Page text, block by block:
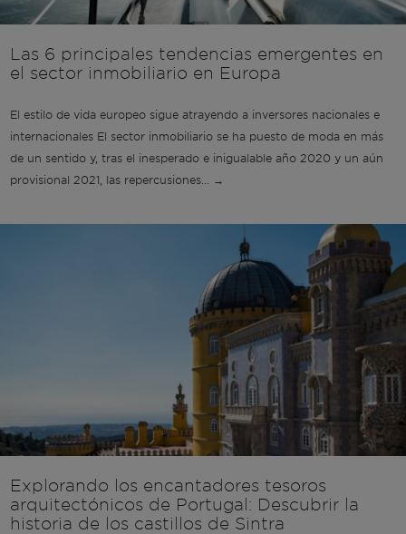
Las 6 principales tendencias emergentes en
el sector inmobiliario en Europa
El estilo de vida europeo sigue atrayendo a inversores nacionales e
internacionales El sector inmobiliario se ha puesto de moda en más
de un sentido y, tras el inesperado e inigualable año 2020 y un aún
provisional 2021, las repercusiones... →
Explorando los encantadores tesoros
arquitectónicos de Portugal: Descubrir la
historia de los castillos de Sintra